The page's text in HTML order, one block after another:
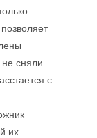
сняли
с
их